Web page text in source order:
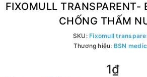
FIXOMULL TRANSPARENT-
CHỐNG THẤM
SKU:Fixomull
Thương hiệu: BSN
1₫